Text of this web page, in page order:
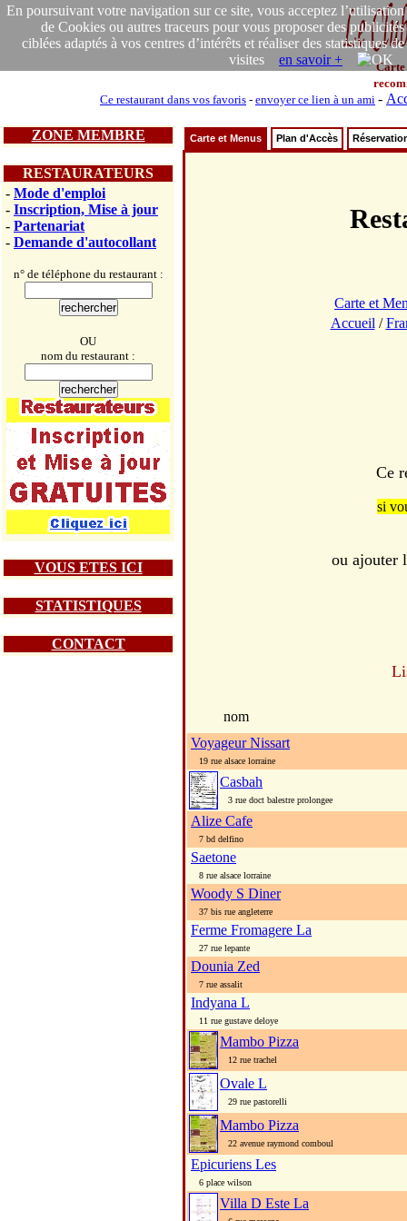
En poursuivant votre navigation sur ce site, vous acceptez l’utilisation
de Cookies ou autres traceurs pour vous proposer des publicités
ciblées adaptés à vos centres d’intérêts et réaliser des statistiques de
visites en savoir +
Carte
Ce restaurant dans vos favoris - envoyer ce lien à un ami -
ZONE MEMBRE
RESTAURATEURS
- Mode d'emploi
- Inscription, Mise à jour
- Partenariat
- Demande d'autocollant
n° de téléphone du restaurant :
OU
nom du restaurant :
VOUS ETES ICI
STATISTIQUES
CONTACT
Carte et Menus Plan d'Accès
Carte et
Accueil /
Ce
si
ou ajouter
nom
Voyageur Nissart
19 rue alsace lorraine
Casbah
3 rue doct balestre prolongee
Alize Cafe
7 bd delfino
Saetone
8 rue alsace lorraine
Woody S Diner
37 bis rue angleterre
Ferme Fromagere La
27 rue lepante
Dounia Zed
7 rue assalit
Indyana L
11 rue gustave deloye
Mambo Pizza
12 rue trachel
Ovale L
29 rue pastorelli
Mambo Pizza
22 avenue raymond comboul
Epicuriens Les
6 place wilson
Villa D Este La